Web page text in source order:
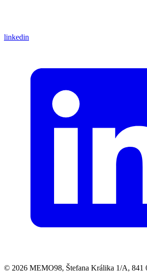
linkedin
© 2026 MEMO98, Štefana Králika 1/A, 841